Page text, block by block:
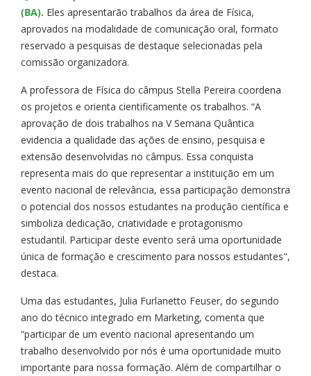
(BA). Eles apresentarão trabalhos da área de Física,
aprovados na modalidade de comunicação oral, formato
reservado a pesquisas de destaque selecionadas pela
comissão organizadora.
A professora de Física do câmpus Stella Pereira coordena
os projetos e orienta cientificamente os trabalhos. “A
aprovação de dois trabalhos na V Semana Quântica
evidencia a qualidade das ações de ensino, pesquisa e
extensão desenvolvidas no câmpus. Essa conquista
representa mais do que representar a instituição em um
evento nacional de relevância, essa participação demonstra
o potencial dos nossos estudantes na produção científica e
simboliza dedicação, criatividade e protagonismo
estudantil. Participar deste evento será uma oportunidade
única de formação e crescimento para nossos estudantes",
destaca.
Uma das estudantes, Julia Furlanetto Feuser, do segundo
ano do técnico integrado em Marketing, comenta que
“participar de um evento nacional apresentando um
trabalho desenvolvido por nós é uma oportunidade muito
importante para nossa formação. Além de compartilhar o